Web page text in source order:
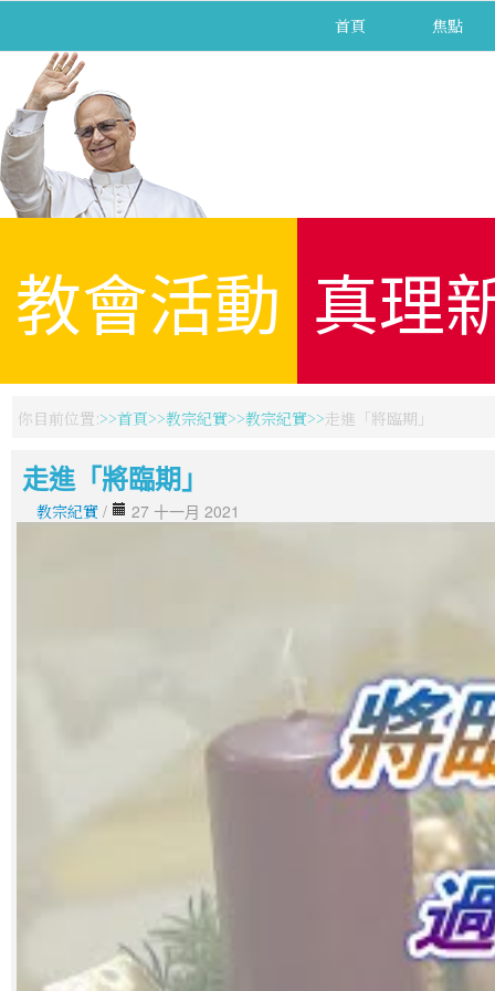
首頁 焦點
教會活動 真理
你目前位置: 首頁 教宗紀實 教宗紀實 走進「將臨期」
走進「將臨期」
教宗紀實 / 27 十一月 2021